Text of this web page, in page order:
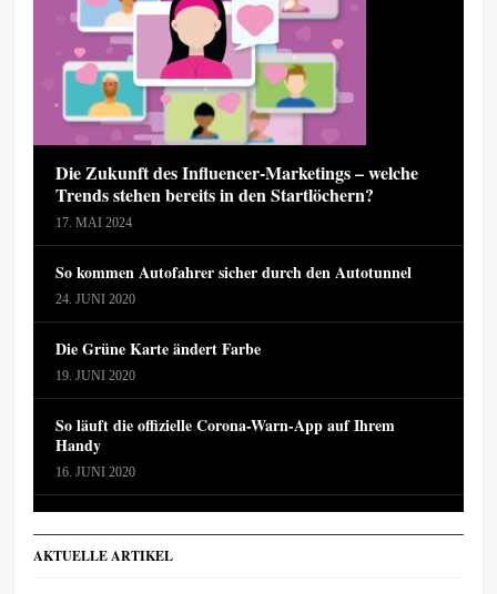
Die Zukunft des Influencer-Marketings – welche
Trends stehen bereits in den Startlöchern?
17. MAI 2024
So kommen Autofahrer sicher durch den Autotunnel
24. JUNI 2020
Die Grüne Karte ändert Farbe
19. JUNI 2020
So läuft die offizielle Corona-Warn-App auf Ihrem
Handy
16. JUNI 2020
AKTUELLE ARTIKEL